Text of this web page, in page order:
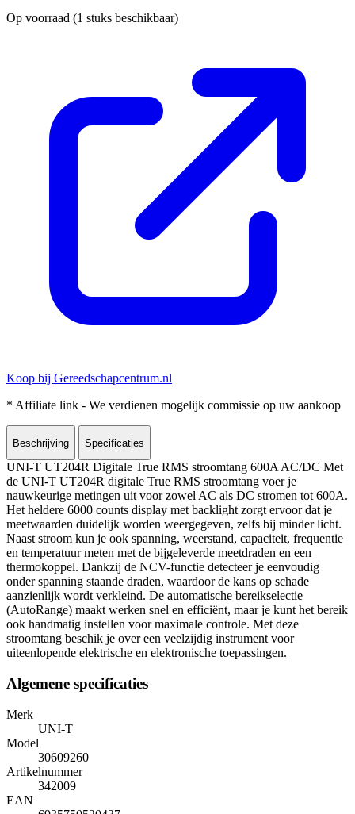
Op voorraad (1 stuks beschikbaar)
Koop bij Gereedschapcentrum.nl
* Affiliate link - We verdienen mogelijk commissie op uw aankoop
Beschrijving Specificaties
UNI-T UT204R Digitale True RMS stroomtang 600A AC/DC Met
de UNI-T UT204R digitale True RMS stroomtang voer je
nauwkeurige metingen uit voor zowel AC als DC stromen tot 600A.
Het heldere 6000 counts display met backlight zorgt ervoor dat je
meetwaarden duidelijk worden weergegeven, zelfs bij minder licht.
Naast stroom kun je ook spanning, weerstand, capaciteit, frequentie
en temperatuur meten met de bijgeleverde meetdraden en een
thermokoppel. Dankzij de NCV-functie detecteer je eenvoudig
onder spanning staande draden, waardoor de kans op schade
aanzienlijk wordt verkleind. De automatische bereikselectie
(AutoRange) maakt werken snel en efficiënt, maar je kunt het bereik
ook handmatig instellen voor maximale controle. Met deze
stroomtang beschik je over een veelzijdig instrument voor
uiteenlopende elektrische en elektronische toepassingen.
Algemene specificaties
Merk
UNI-T
Model
30609260
Artikelnummer
342009
EAN